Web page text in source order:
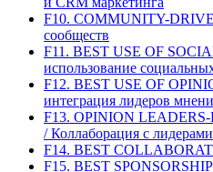
F10. COMMUNITY-
сообществ
F11. BEST USE OF
использование
F12. BEST USE OF
интеграция лидеров
F13. OPINION
/ Коллаборация с
F14. BEST
F15. BEST